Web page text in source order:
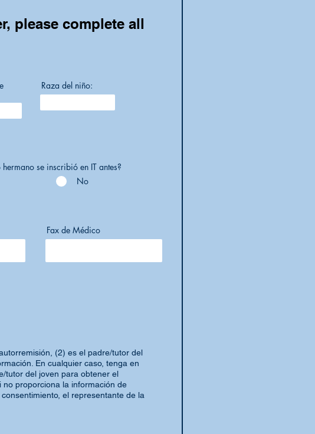
please complete all
Raza del niño:
hermano se inscribió en IT antes?
No
Fax de Médico
(2) es el padre/tutor del
En cualquier caso, tenga en
tutor del joven para obtener el
proporciona la información de
el representante de la